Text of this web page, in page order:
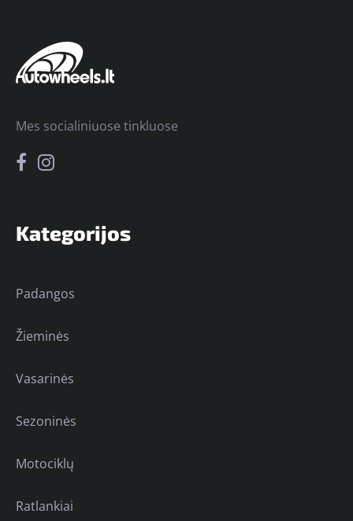
Kategorijos
Padangos
Žieminės
Vasarinės
Sezoninės
Motociklų
Ratlankiai
Mes socialiniuose tinkluose